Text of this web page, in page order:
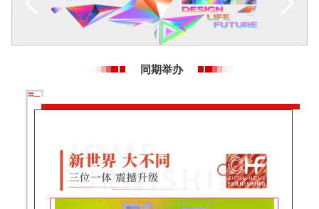
资料下载
同期举办